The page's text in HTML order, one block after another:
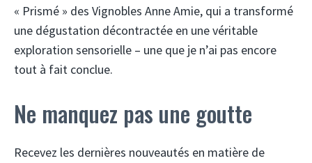
« Prismé » des Vignobles Anne Amie, qui a transformé
une dégustation décontractée en une véritable
exploration sensorielle – une que je n’ai pas encore
tout à fait conclue.
Ne manquez pas une goutte
Recevez les dernières nouveautés en matière de